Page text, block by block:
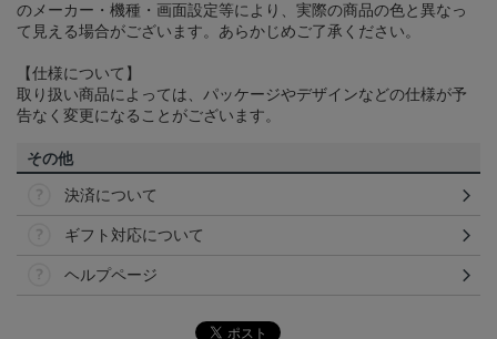
のメーカー・機種・画面設定等により、実際の商品の色と異なっ
て見える場合がございます。あらかじめご了承ください。
【仕様について】
取り扱い商品によっては、パッケージやデザインなどの仕様が予
告なく変更になることがございます。
その他
決済について
ギフト対応について
ヘルプページ